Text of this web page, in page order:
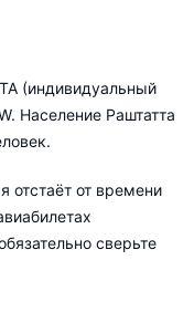
в Раштатт заранее,
ориентируясь на
(индивидуальный
Население Раштатта
отстаёт от времени
сверьте